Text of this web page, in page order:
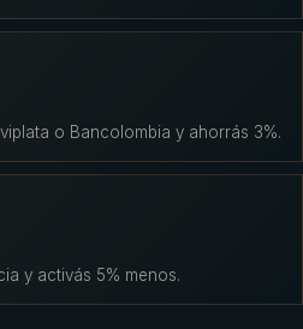
o Bancolombia y ahorrás 3%.
y activás 5% menos.